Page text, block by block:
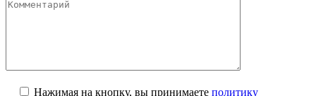
Нажимая на кнопку, вы принимаете политику